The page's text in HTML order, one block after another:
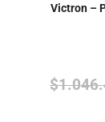
Victron –
$